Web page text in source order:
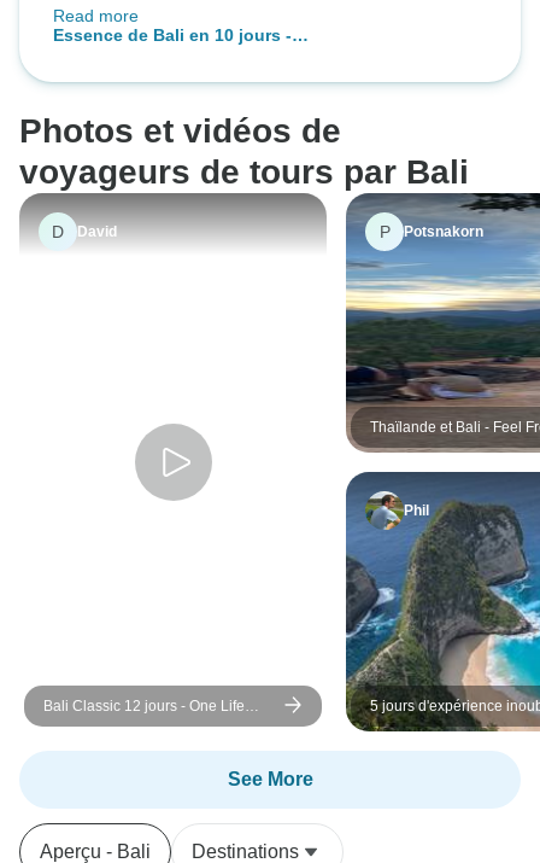
balinaise. Nous suggérerions de
visiter d'autres régions
chauffeur étaient très
accommodants et parlaient très
bien l'anglais.
Read more
Essence de Bali en 10 jours -
Photos et vidéos de
voyageurs de tours par Bali
D David
Bali Classic 12 jours - One Life
Adventures
P Potsnakorn
Thaïlande et Bali - Feel
Phil
5 jours d'expérience
Bali - Nusa Penida
See More
Aperçu - Bali Destinations